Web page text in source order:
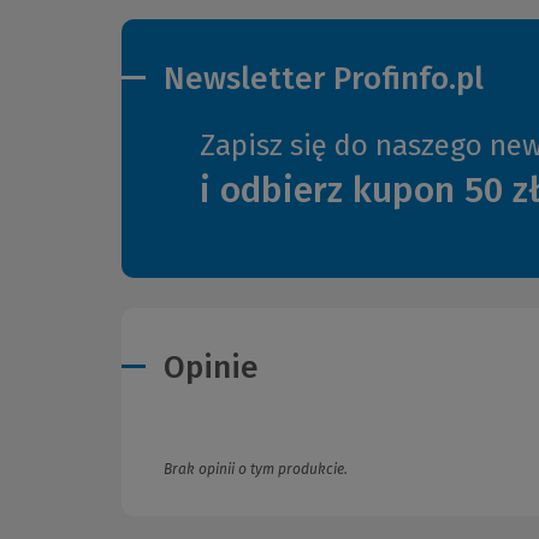
Newsletter Profinfo.pl
Zapisz się do naszego
i odbierz kupon 50
Opinie
Brak opinii o tym produkcie.